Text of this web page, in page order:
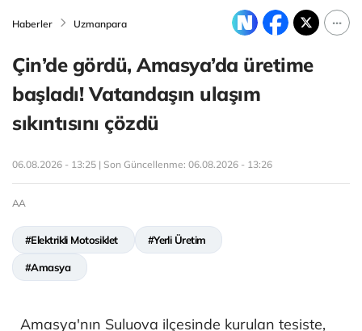
Haberler Uzmanpara
Çin’de gördü, Amasya’da üretime
başladı! Vatandaşın ulaşım
sıkıntısını çözdü
06.08.2026 - 13:25 | Son Güncellenme: 06.08.2026 - 13:26
AA
#Elektrikli Motosiklet #Yerli Üretim
#Amasya
Amasya'nın Suluova ilçesinde kurulan tesiste,